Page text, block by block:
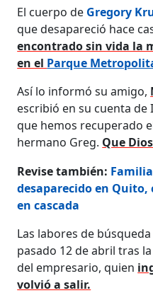
El cuerpo de Gregory
que desapareció hace
encontrado sin vida la
en el Parque
Así lo informó su amigo,
escribió en su cuenta
que hemos recuperado
hermano Greg. Que
Revise también:
desaparecido en
en cascada
Las labores de
pasado 12 de abril tras
del empresario, quien
volvió a salir.